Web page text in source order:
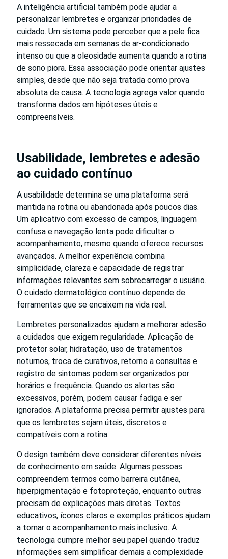
A inteligência artificial também pode ajudar a
personalizar lembretes e organizar prioridades de
cuidado. Um sistema pode perceber que a pele fica
mais ressecada em semanas de ar-condicionado
intenso ou que a oleosidade aumenta quando a rotina
de sono piora. Essa associação pode orientar ajustes
simples, desde que não seja tratada como prova
absoluta de causa. A tecnologia agrega valor quando
transforma dados em hipóteses úteis e
compreensíveis.
Usabilidade, lembretes e adesão
ao cuidado contínuo
A usabilidade determina se uma plataforma será
mantida na rotina ou abandonada após poucos dias.
Um aplicativo com excesso de campos, linguagem
confusa e navegação lenta pode dificultar o
acompanhamento, mesmo quando oferece recursos
avançados. A melhor experiência combina
simplicidade, clareza e capacidade de registrar
informações relevantes sem sobrecarregar o usuário.
O cuidado dermatológico contínuo depende de
ferramentas que se encaixem na vida real.
Lembretes personalizados ajudam a melhorar adesão
a cuidados que exigem regularidade. Aplicação de
protetor solar, hidratação, uso de tratamentos
noturnos, troca de curativos, retorno a consultas e
registro de sintomas podem ser organizados por
horários e frequência. Quando os alertas são
excessivos, porém, podem causar fadiga e ser
ignorados. A plataforma precisa permitir ajustes para
que os lembretes sejam úteis, discretos e
compatíveis com a rotina.
O design também deve considerar diferentes níveis
de conhecimento em saúde. Algumas pessoas
compreendem termos como barreira cutânea,
hiperpigmentação e fotoproteção, enquanto outras
precisam de explicações mais diretas. Textos
educativos, ícones claros e exemplos práticos ajudam
a tornar o acompanhamento mais inclusivo. A
tecnologia cumpre melhor seu papel quando traduz
informações sem simplificar demais a complexidade